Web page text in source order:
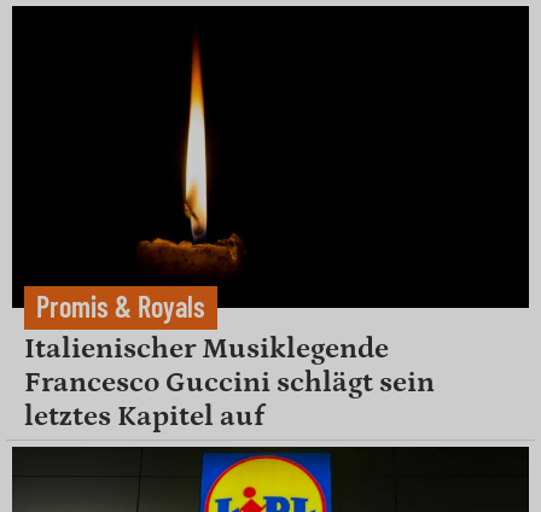
Promis & Royals
Italienischer Musiklegende
Francesco Guccini schlägt sein
letztes Kapitel auf